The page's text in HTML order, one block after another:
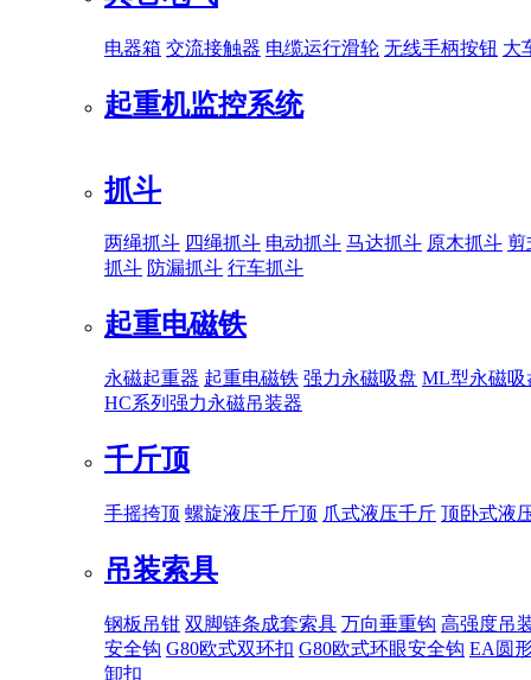
电器箱 交流接触器 电缆运行滑轮 无线手柄按钮 大
起重机监控系统
抓斗
两绳抓斗 四绳抓斗 电动抓斗 马达抓斗 原木抓斗 剪
抓斗 防漏抓斗 行车抓斗
起重电磁铁
永磁起重器 起重电磁铁 强力永磁吸盘 ML型永磁吸
HC系列强力永磁吊装器
千斤顶
手摇挎顶 螺旋液压千斤顶 爪式液压千斤 顶卧式液
吊装索具
钢板吊钳 双脚链条成套索具 万向垂重钩 高强度吊
安全钩 G80欧式双环扣 G80欧式环眼安全钩 EA圆
卸扣